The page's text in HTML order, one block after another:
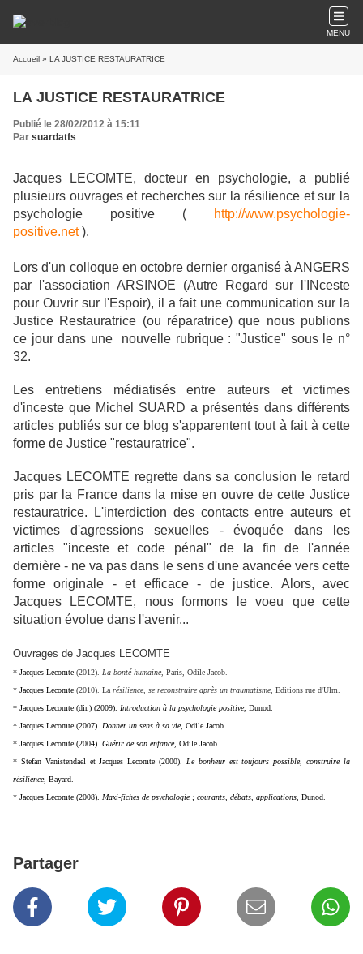
MENU
Accueil » LA JUSTICE RESTAURATRICE
LA JUSTICE RESTAURATRICE
Publié le 28/02/2012 à 15:11
Par suardatfs
Jacques LECOMTE, docteur en psychologie, a publié
plusieurs ouvrages et recherches sur la résilience et sur la
psychologie positive (
http://www.psychologie-
positive.net).
Lors d'un colloque en octobre dernier organisé à ANGERS
par l'association ARSINOE (Autre Regard sur l'INceste
pour Ouvrir sur l'Espoir), il a fait une communication sur la
Justice Restauratrice (ou réparatrice) que nous publions
ce jour dans une nouvelle rubrique : "Justice" sous le n°
32.
Les entretiens médiatisés entre auteurs et victimes
d'inceste que Michel SUARD a présentés dans différents
articles publiés sur ce blog s'apparentent tout à fait à cette
forme de Justice "restauratrice".
Jacques LECOMTE regrette dans sa conclusion le retard
pris par la France dans la mise en ouvre de cette Justice
restauratrice. L'interdiction des contacts entre auteurs et
victimes d'agressions sexuelles - évoquée dans les
articles "inceste et code pénal" de la fin de l'année
dernière - ne va pas dans le sens d'une avancée vers cette
forme originale - et efficace - de justice. Alors, avec
Jacques LECOMTE, nous formons le voeu que cette
situation évolue dans l'avenir...
Ouvrages de Jacques LECOMTE
* Jacques Lecomte (2012). La bonté humaine , Paris, Odile Jacob.
* Jacques Lecomte (2010). La résilience, se reconstruire après un traumatisme , Editions rue d'Ulm.
* Jacques Lecomte (dir.) (2009). Introduction à la psychologie positive, Dunod.
* Jacques Lecomte (2007). Donner un sens à sa vie, Odile Jacob.
* Jacques Lecomte (2004). Guérir de son enfance, Odile Jacob.
* Stefan Vanistendael et Jacques Lecomte (2000). Le bonheur est toujours possible, construire la
résilience, Bayard.
* Jacques Lecomte (2008). Maxi-fiches de psychologie ; courants, débats, applications , Dunod.
Partager